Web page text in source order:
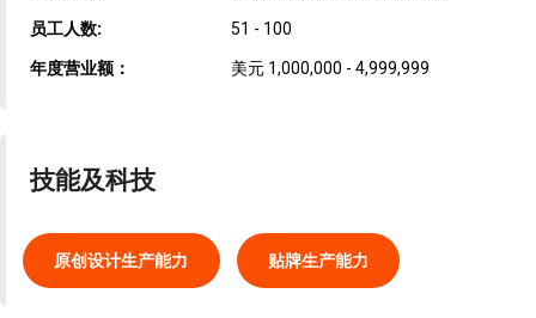
员工人数: 51 - 100
年度营业额： 美元 1,000,000 - 4,999,999
技能及科技
原创设计生产能力 贴牌生产能力